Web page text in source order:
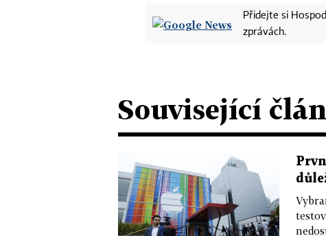
Přidejte si
zprávách.
Související